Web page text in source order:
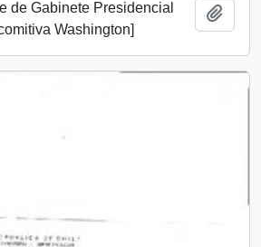
de Gabinete Presidencial
Washington]